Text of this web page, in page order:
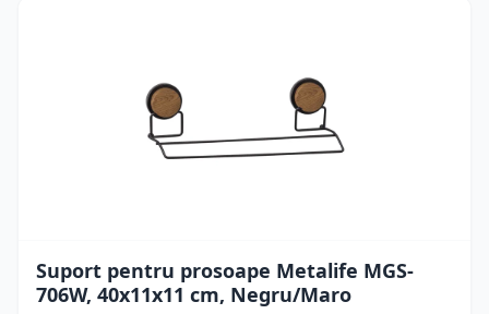
Suport pentru prosoape Metalife MGS-
706W, 40x11x11 cm, Negru/Maro